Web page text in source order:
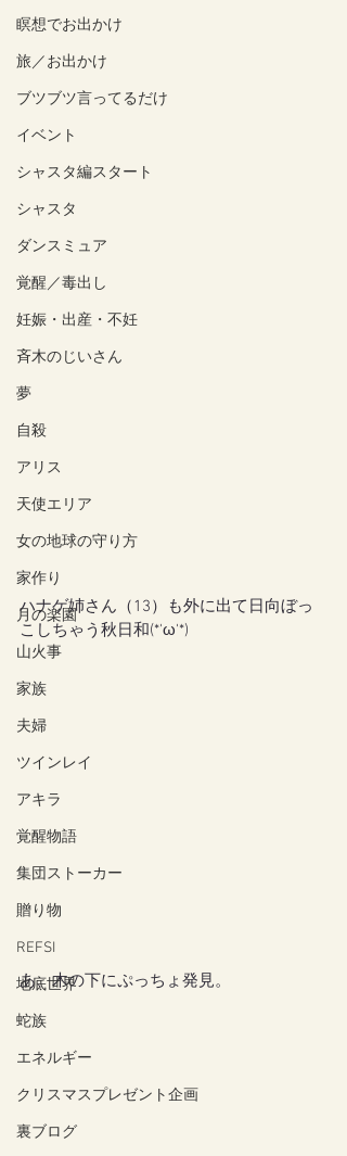
瞑想でお出かけ
旅／お出かけ
ブツブツ言ってるだけ
イベント
シャスタ編スタート
シャスタ
ダンスミュア
覚醒／毒出し
妊娠・出産・不妊
斉木のじいさん
夢
自殺
アリス
天使エリア
女の地球の守り方
家作り
月の楽園
山火事
家族
夫婦
ツインレイ
アキラ
覚醒物語
集団ストーカー
贈り物
REFSI
地底世界
蛇族
エネルギー
クリスマスプレゼント企画
裏ブログ
ハナゲ姉さん（13）も外に出て日向ぼっ
こしちゃう秋日和(*'ω'*)
あ、木の下にぷっちょ発見。